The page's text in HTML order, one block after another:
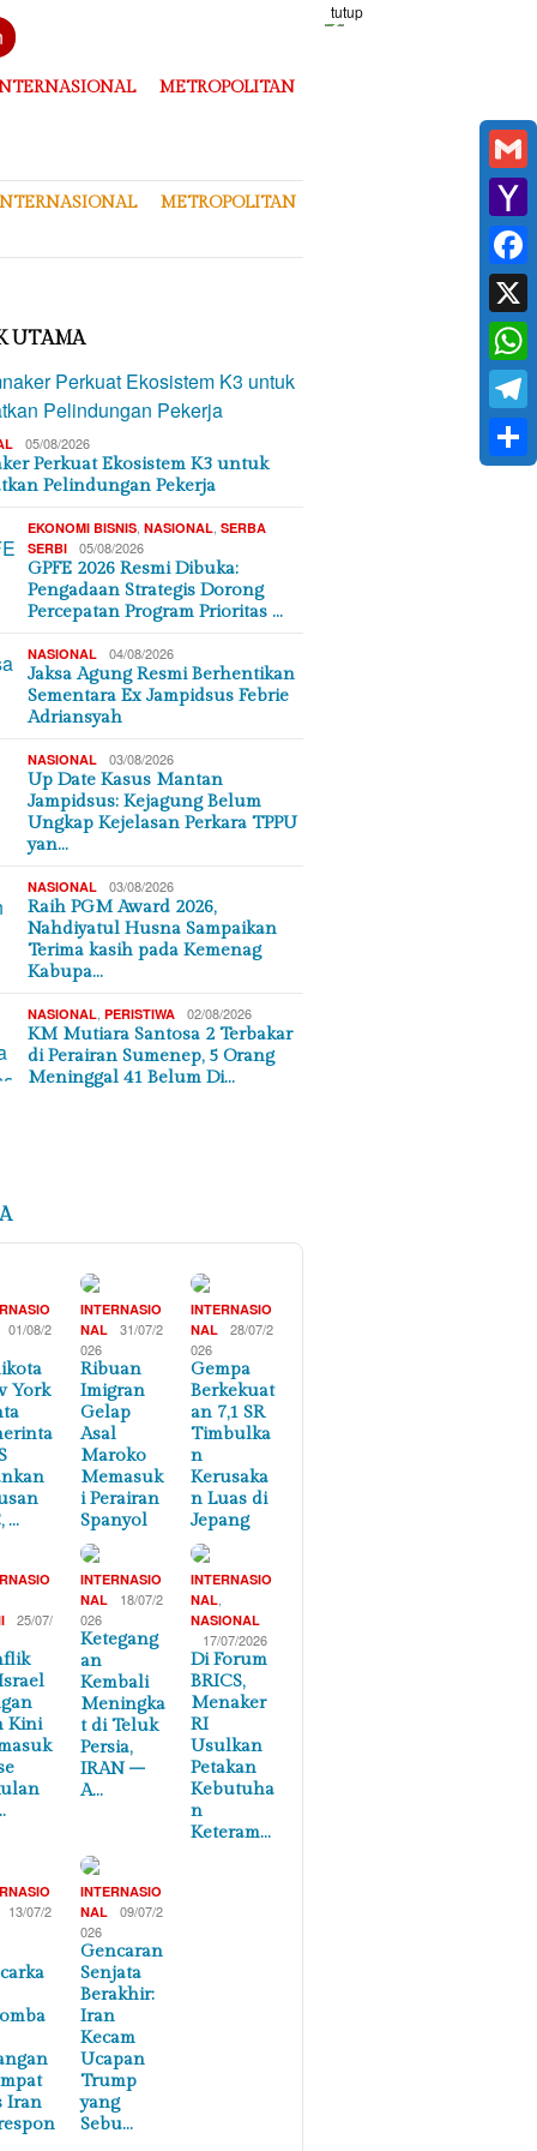
tutup
METROPOLITAN
METROPOLITAN
UTAMA
05/08/2026
Perkuat Ekosistem K3 untuk
Pelindungan Pekerja
EKONOMI BISNIS ,NASIONAL ,SERBA
SERBI
05/08/2026
GPFE 2026 Resmi Dibuka:
Pengadaan Strategis Dorong
Percepatan Program Prioritas …
NASIONAL 04/08/2026
Jaksa Agung Resmi Berhentikan
Sementara Ex Jampidsus Febrie
Adriansyah
NASIONAL 03/08/2026
Up Date Kasus Mantan
Jampidsus: Kejagung Belum
Ungkap Kejelasan Perkara TPPU
yan…
NASIONAL 03/08/2026
Raih PGM Award 2026,
Nahdiyatul Husna Sampaikan
Terima kasih pada Kemenag
Kabupa…
NASIONAL ,PERISTIWA 02/08/2026
KM Mutiara Santosa 2 Terbakar
di Perairan Sumenep, 5 Orang
Meninggal 41 Belum Di…
01/08/2
York
…
INTERNASIO
NAL
31/07/2
026
Ribuan
Imigran
Gelap
Asal
Maroko
Memasuk
i Perairan
Spanyol
INTERNASIO
NAL
28/07/2
026
Gempa
Berkekuat
an 7,1 SR
Timbulka
n
Kerusaka
n Luas di
Jepang
25/07/
Kini
INTERNASIO
NAL
18/07/2
026
Ketegang
an
Kembali
Meningka
t di Teluk
Persia,
IRAN –
A…
INTERNASIO
NAL
NASIONAL
17/07/2026
Di Forum
BRICS,
Menaker
RI
Usulkan
Petakan
Kebutuha
n
Keteram…
13/07/2
Iran
INTERNASIO
NAL
09/07/2
026
Gencaran
Senjata
Berakhir:
Iran
Kecam
Ucapan
Trump
yang
Sebu…
Mail
X